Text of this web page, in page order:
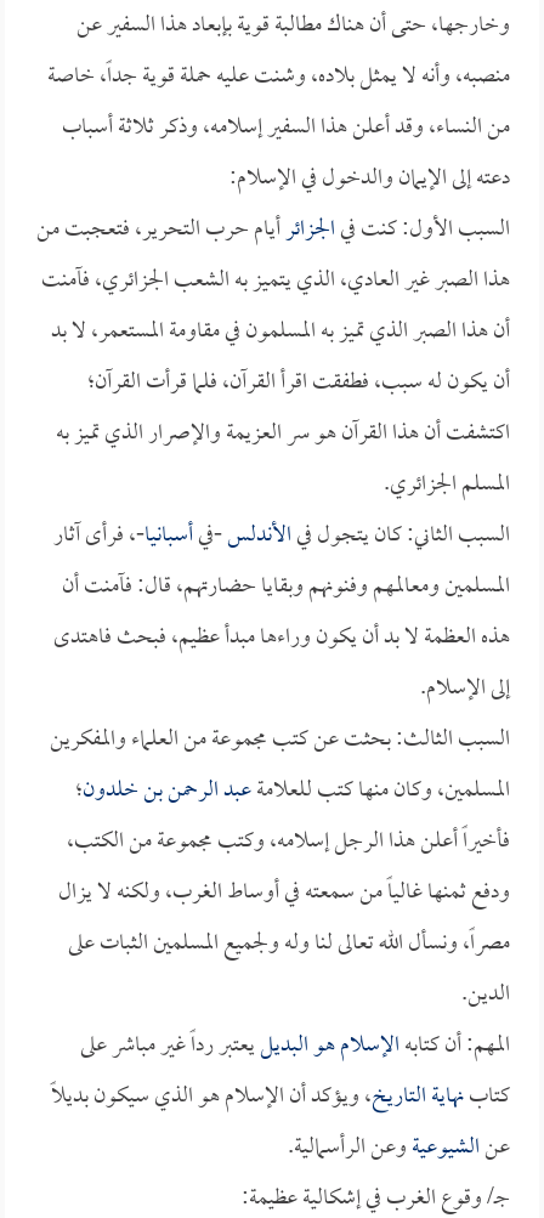
وخارجها، حتى أن هناك مطالبة قوية بإبعاد هذا السفير عن
منصبه، وأنه لا يمثل بلاده، وشنت عليه حملة قوية جداً، خاصة
من النساء، وقد أعلن هذا السفير إسلامه، وذكر ثلاثة أسباب
دعته إلى الإيمان والدخول في الإسلام:
السبب الأول: كنت فيالجزائرأيام حرب التحرير، فتعجبت من
هذا الصبر غير العادي، الذي يتميز به الشعب الجزائري، فآمنت
أن هذا الصبر الذي تميز به المسلمون في مقاومة المستعمر، لا بد
أن يكون له سبب، فطفقت اقرأ القرآن، فلما قرأت القرآن؛
اكتشفت أن هذا القرآن هو سر العزيمة والإصرار الذي تميز به
المسلم الجزائري.
السبب الثاني: كان يتجول فيالأندلس-فيأسبانيا-، فرأى آثار
المسلمين ومعالمهم وفنونهم وبقايا حضارتهم، قال: فآمنت أن
هذه العظمة لا بد أن يكون وراءها مبدأ عظيم، فبحث فاهتدى
إلى الإسلام.
السبب الثالث: بحثت عن كتب مجموعة من العلماء والمفكرين
المسلمين، وكان منها كتب للعلامةعبد الرحمن بن خلدون؛
فأخيراً أعلن هذا الرجل إسلامه، وكتب مجموعة من الكتب،
ودفع ثمنها غالياً من سمعته في أوساط الغرب، ولكنه لا يزال
مصراً، ونسأل الله تعالى لنا وله ولجميع المسلمين الثبات على
الدين.
المهم: أن كتابهالإسلام هو البديليعتبر رداً غير مباشر على
كتابنهاية التاريخ، ويؤكد أن الإسلام هو الذي سيكون بديلاً
عنالشيوعيةوعن الرأسمالية.
جـ/ وقوع الغرب في إشكالية عظيمة: